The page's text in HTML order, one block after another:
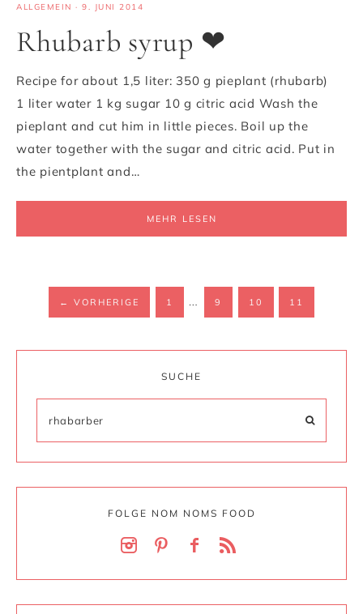
ALLGEMEIN · 9. JUNI 2014
Rhubarb syrup ❤
Recipe for about 1,5 liter: 350 g pieplant (rhubarb)
1 liter water 1 kg sugar 10 g citric acid Wash the
pieplant and cut him in little pieces. Boil up the
water together with the sugar and citric acid. Put in
the pientplant and…
MEHR LESEN
← VORHERIGE 1 … 9 10 11
SUCHE
FOLGE NOM NOMS FOOD